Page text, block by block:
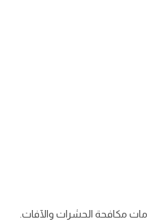
مكافحة الحشرات والآفات.